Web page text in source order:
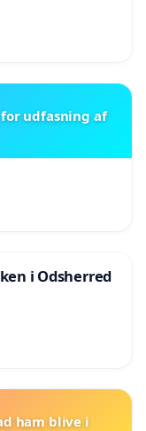
udfasning af
i Odsherred
ham blive i